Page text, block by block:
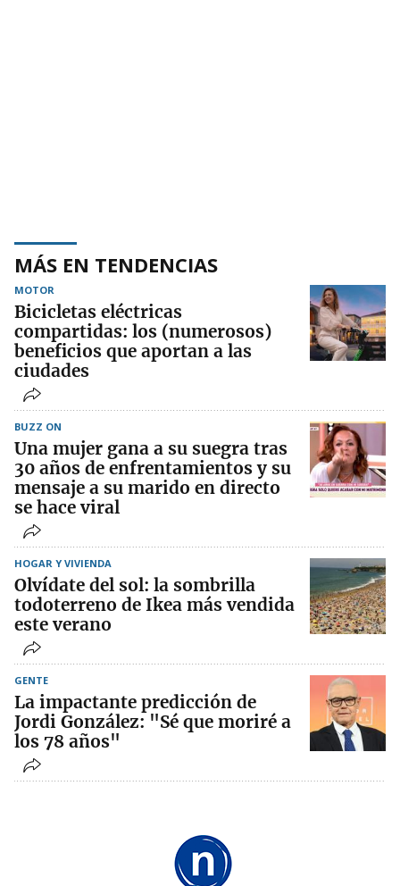
MÁS EN TENDENCIAS
MOTOR
Bicicletas eléctricas
compartidas: los (numerosos)
beneficios que aportan a las
ciudades
BUZZ ON
Una mujer gana a su suegra tras
30 años de enfrentamientos y su
mensaje a su marido en directo
se hace viral
HOGAR Y VIVIENDA
Olvídate del sol: la sombrilla
todoterreno de Ikea más vendida
este verano
GENTE
La impactante predicción de
Jordi González: "Sé que moriré a
los 78 años"